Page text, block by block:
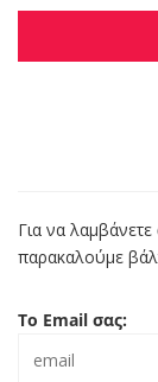
Για να λαμβάνετε
παρακαλούμε
Το Email σας: